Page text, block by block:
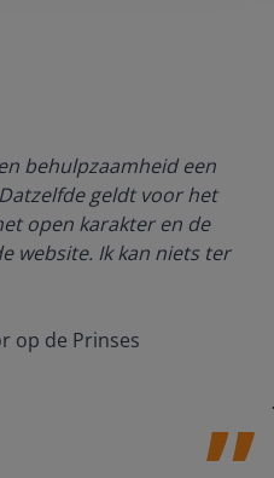
behulpzaamheid een
geldt voor het
open karakter en de
website. Ik kan niets ter
op de Prinses